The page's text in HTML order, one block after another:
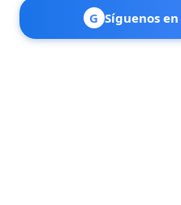
G Síguenos